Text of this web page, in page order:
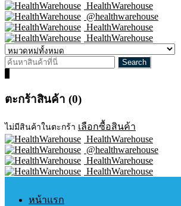
HealthWarehouse
@healthwarehouse
HealthWarehouse
HealthWarehouse
ตะกร้าสินค้า (0)
ไม่มีสินค้าในตะกร้า เลือกซื้อสินค้า
HealthWarehouse
@healthwarehouse
HealthWarehouse
HealthWarehouse
หน้าแรก